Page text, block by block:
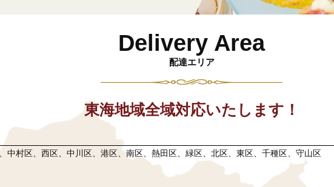
Delivery Area
配達エリア
東海地域全域対応いたします！
中村区、西区、中川区、港区、南区、熱田区、緑区、北区、東区、千種区、守山区